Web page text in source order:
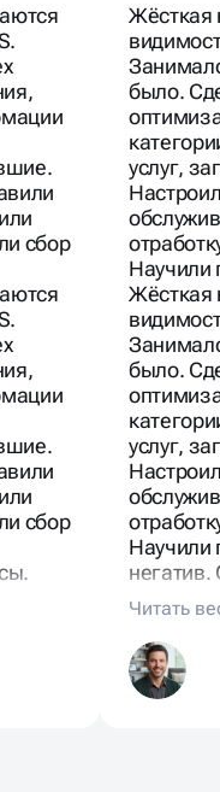
сбор
сбор
Жёсткая
было.
услуг,
Научили
Жёсткая
было.
услуг,
Научили
району.
люди
услуги.